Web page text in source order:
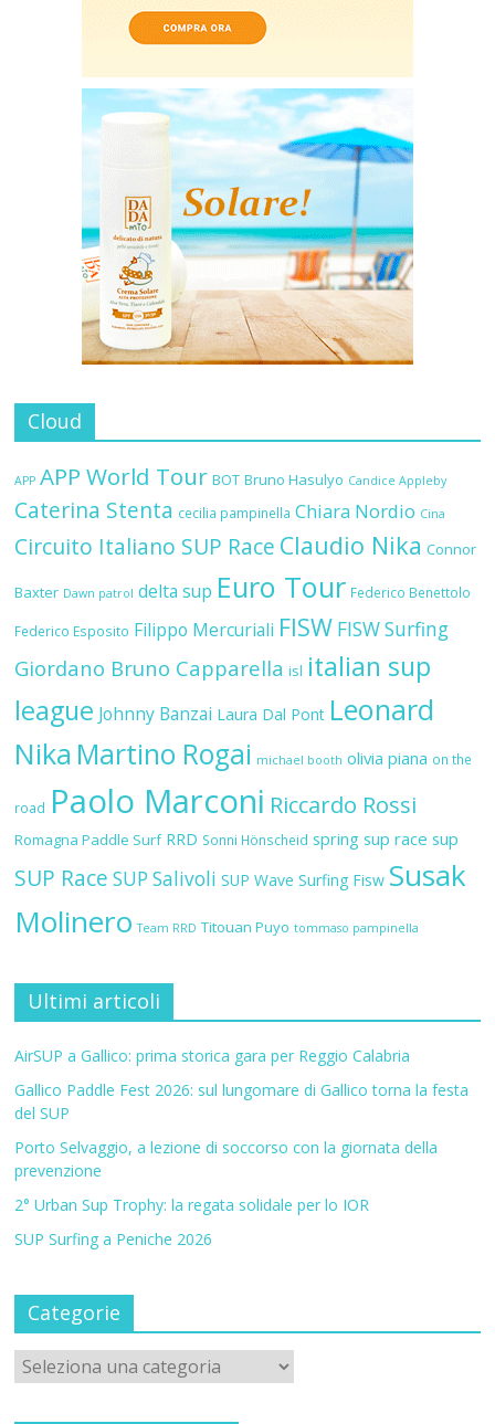
Cloud
APP APP World Tour BOT Bruno Hasulyo Candice Appleby
Caterina Stenta cecilia pampinella Chiara Nordio Cina
Circuito Italiano SUP Race Claudio Nika Connor
Baxter Dawn patrol delta sup Euro Tour Federico Benettolo
Federico Esposito Filippo Mercuriali FISW FISW Surfing
Giordano Bruno Capparella isl italian sup
league Johnny Banzai Laura Dal Pont Leonard
Nika Martino Rogai michael booth olivia piana on the
road Paolo Marconi Riccardo Rossi
Romagna Paddle Surf RRD Sonni Hönscheid spring sup race sup
SUP Race SUP Salivoli SUP Wave Surfing Fisw Susak
Molinero Team RRD Titouan Puyo tommaso pampinella
Ultimi articoli
AirSUP a Gallico: prima storica gara per Reggio Calabria
Gallico Paddle Fest 2026: sul lungomare di Gallico torna la festa
del SUP
Porto Selvaggio, a lezione di soccorso con la giornata della
prevenzione
2° Urban Sup Trophy: la regata solidale per lo IOR
SUP Surfing a Peniche 2026
Categorie